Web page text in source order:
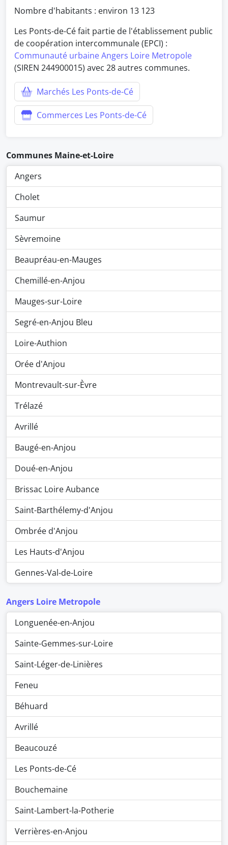
Nombre d'habitants : environ 13 123
Les Ponts-de-Cé fait partie de l'établissement public
de coopération intercommunale (EPCI) :
Communauté urbaine Angers Loire Metropole
(SIREN 244900015) avec 28 autres communes.
Marchés Les Ponts-de-Cé
Commerces Les Ponts-de-Cé
Communes Maine-et-Loire
Angers
Cholet
Saumur
Sèvremoine
Beaupréau-en-Mauges
Chemillé-en-Anjou
Mauges-sur-Loire
Segré-en-Anjou Bleu
Loire-Authion
Orée d'Anjou
Montrevault-sur-Èvre
Trélazé
Avrillé
Baugé-en-Anjou
Doué-en-Anjou
Brissac Loire Aubance
Saint-Barthélemy-d'Anjou
Ombrée d'Anjou
Les Hauts-d'Anjou
Gennes-Val-de-Loire
Angers Loire Metropole
Longuenée-en-Anjou
Sainte-Gemmes-sur-Loire
Saint-Léger-de-Linières
Feneu
Béhuard
Avrillé
Beaucouzé
Les Ponts-de-Cé
Bouchemaine
Saint-Lambert-la-Potherie
Verrières-en-Anjou